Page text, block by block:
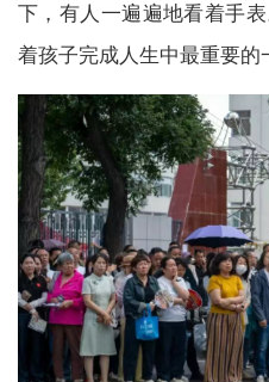
下，有人一遍遍地看着手
着孩子完成人生中最重要的